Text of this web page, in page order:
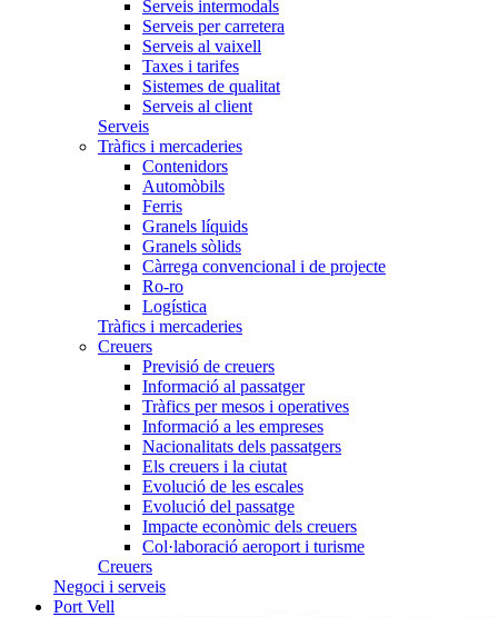
Serveis intermodals
Serveis per carretera
Serveis al vaixell
Taxes i tarifes
Sistemes de qualitat
Serveis al client
Serveis
Tràfics i mercaderies
Contenidors
Automòbils
Ferris
Granels líquids
Granels sòlids
Càrrega convencional i de projecte
Ro-ro
Logística
Tràfics i mercaderies
Creuers
Previsió de creuers
Informació al passatger
Tràfics per mesos i operatives
Informació a les empreses
Nacionalitats dels passatgers
Els creuers i la ciutat
Evolució de les escales
Evolució del passatge
Impacte econòmic dels creuers
Col·laboració aeroport i turisme
Creuers
Negoci i serveis
Port Vell